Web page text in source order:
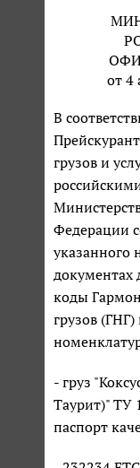
от 4
В
грузов и
Федерации
указанного
документах
коды
грузов
- груз
Таурит)" ТУ
паспорт